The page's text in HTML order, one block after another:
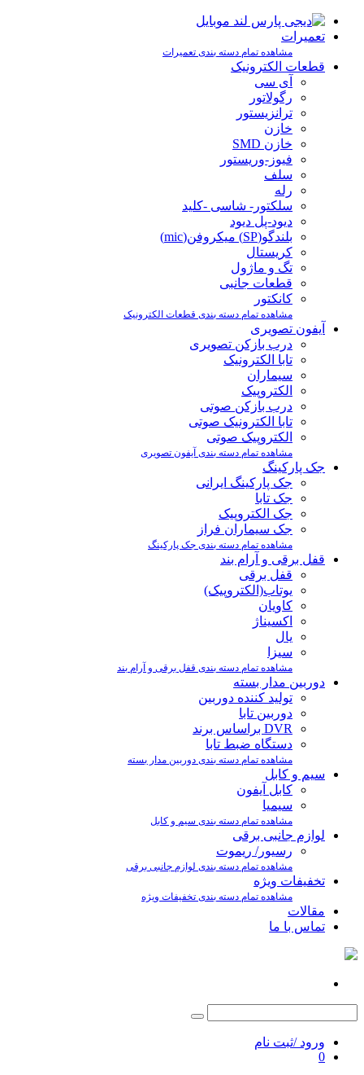
تعمیرات
مشاهده تمام دسته بندی تعمیرات
قطعات الکترونیک
آی سی
رگولاتور
ترانزیستور
خازن
خازن SMD
فیوز-وریستور
سلف
رله
سلکتور- شاسی -کلید
دیود-پل دیود
بلندگو(SP) میکروفن(mic)
کریستال
تگ و ماژول
قطعات جانبی
کانکتور
مشاهده تمام دسته بندی قطعات الکترونیک
آیفون تصویری
درب بازکن تصویری
تابا الکترونیک
سیماران
الکتروپیک
درب بازکن صوتی
تابا الکترونیک صوتی
الکتروپیک صوتی
مشاهده تمام دسته بندی آیفون تصویری
جک پارکینگ
جک پارکینگ ایرانی
جک تابا
جک الکتروپیک
جک سیماران فراز
مشاهده تمام دسته بندی جک پارکینگ
قفل برقی و آرام بند
قفل برقی
یوتاب(الکتروپیک)
کاویان
اکسیناژ
یال
سیزا
مشاهده تمام دسته بندی قفل برقی و آرام بند
دوربین مدار بسته
تولید کننده دوربین
دوربین تابا
DVR براساس برند
دستگاه ضبط تابا
مشاهده تمام دسته بندی دوربین مدار بسته
سیم و کابل
کابل آیفون
سیمیا
مشاهده تمام دسته بندی سیم و کابل
لوازم جانبی برقی
رسیور/ ریموت
مشاهده تمام دسته بندی لوازم جانبی برقی
تخفیفات ویژه
مشاهده تمام دسته بندی تخفیفات ویژه
مقالات
تماس با ما
ورود /ثبت نام
0